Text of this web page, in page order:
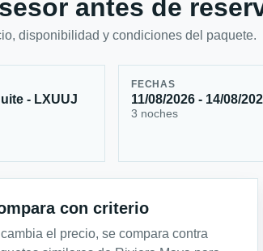
antes de
disponibilidad y condiciones del paquete.
- LXUUJ
FECHAS
11/08/2026 - 14/08/
3 noches
con criterio
el precio, se compara contra